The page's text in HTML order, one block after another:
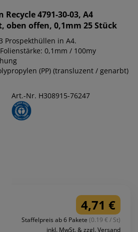
4791-30-03, A4
oben offen, 0,1mm 25 Stück
Prospekthüllen in A4.
0,1mm / 100my
(PP) (transluzent / genarbt)
Art.-Nr. H308915-76247
4,71 €
Staffelpreis ab 6 Pakete (0.19 € / St)
inkl. MwSt. & zzgl. Versand